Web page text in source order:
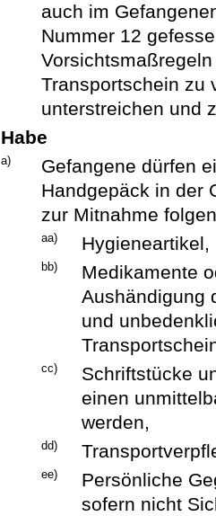
auch im
Nummer 12
Transportschein zu
unterstreichen und
Habe
a)
Gefangene dürfen
Handgepäck in der
zur Mitnahme
aa)
bb)
Medikamente
Aushändigung
und
cc)
Schriftstücke
einen
werden,
dd)
ee)
Persönliche
sofern nicht